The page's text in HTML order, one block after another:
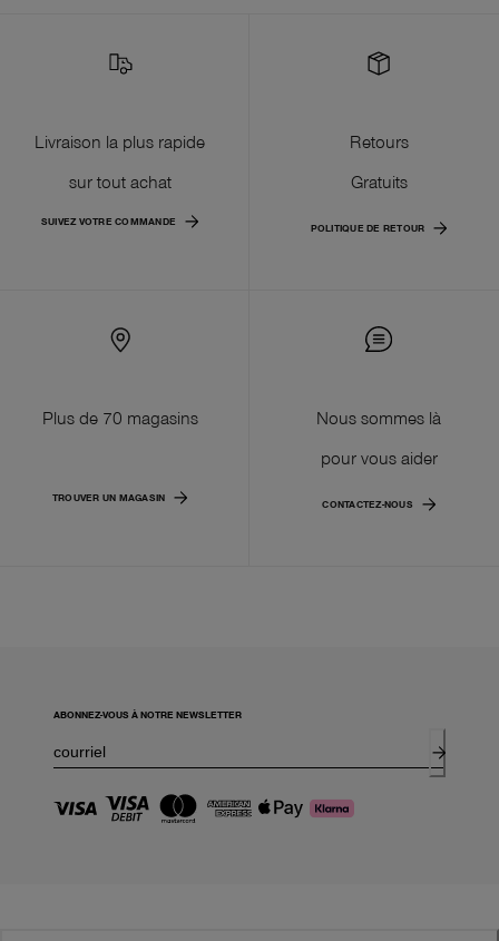
Livraison la plus rapide
sur tout achat
SUIVEZ VOTRE COMMANDE
Retours
Gratuits
POLITIQUE DE RETOUR
Plus de 70 magasins
TROUVER UN MAGASIN
Nous sommes là
pour vous aider
CONTACTEZ-NOUS
ABONNEZ-VOUS À NOTRE NEWSLETTER